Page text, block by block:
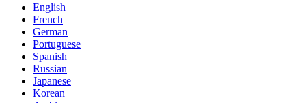
English
French
German
Portuguese
Spanish
Russian
Japanese
Korean